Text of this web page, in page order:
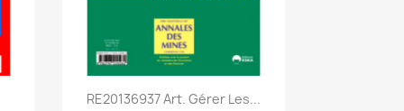
Quick view
RE20136937 Art. Gérer Les...